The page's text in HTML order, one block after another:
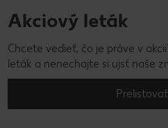
Akciový leták
Chcete vedieť, čo je práve v
leták a nenechajte si ujsť naše